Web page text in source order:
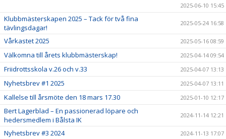
2025-06-10 15:45
Klubbmästerskapen 2025 – Tack för två fina
tävlingsdagar!
2025-05-24 16:58
Vårkastet 2025 2025-05-16 08:59
Välkomna till årets klubbmästerskap! 2025-04-14 09:54
Friidrottsskola v.26 och v.33 2025-04-07 13:13
Nyhetsbrev #1 2025 2025-04-07 13:11
Kallelse till årsmöte den 18 mars 17.30 2025-01-10 12:17
Bert Lagerblad – En passionerad löpare och
hedersmedlem i Bålsta IK
2024-11-14 12:21
Nyhetsbrev #3 2024 2024-11-13 17:07